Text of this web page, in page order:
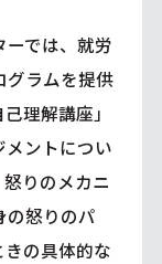
ーでは、就労
グラムを提供
理解講座」
メントについ
りのメカニ
の怒りのパ
の具体的な